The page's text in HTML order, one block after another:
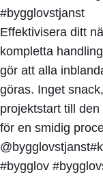
Effektivisera ditt
kompletta
gör att alla
göras. Inget
projektstart till
för en smidig
#bygglov